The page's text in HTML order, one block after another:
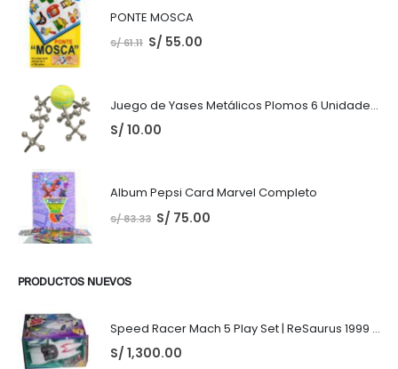
PONTE MOSCA
S/61.11 S/ 55.00
Juego de Yases Metálicos Plomos 6 Unidades + Pelota de Goma (En Bolsita Lista para Regalar)
S/ 10.00
Album Pepsi Card Marvel Completo
S/83.33 S/ 75.00
PRODUCTOS NUEVOS
Speed Racer Mach 5 Play Set | ReSaurus 1999 | Meteoro
S/ 1,300.00